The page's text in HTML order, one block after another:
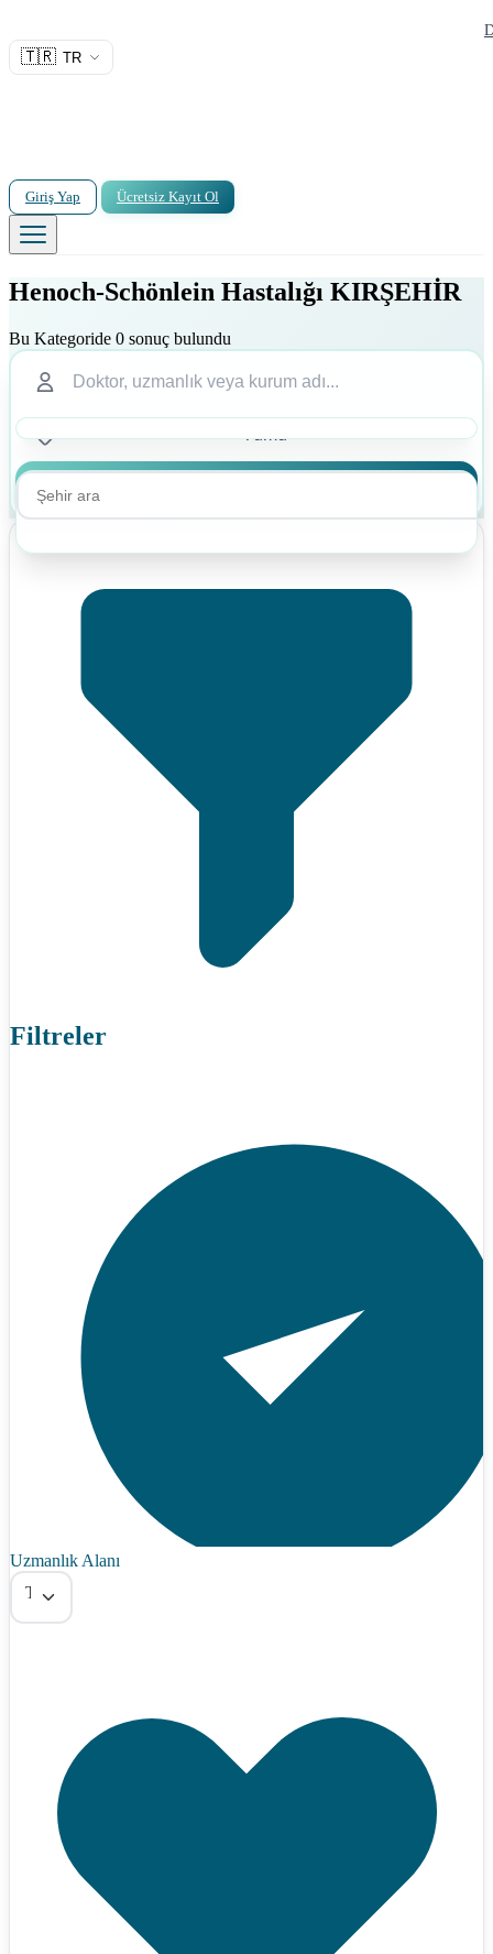
🇹🇷 TR
Giriş Yap Ücretsiz Kayıt Ol
Henoch-Schönlein Hastalığı KIRŞEHİR
Bu Kategoride 0 sonuç bulundu
Filtreler
Uzmanlık Alanı
Tümü